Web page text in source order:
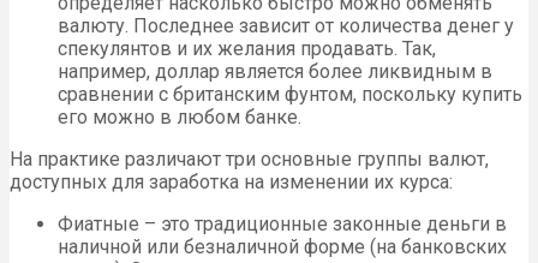
валюту. Последнее зависит от количества денег у
спекулянтов и их желания продавать. Так,
например, доллар является более ликвидным в
сравнении с британским фунтом, поскольку купить
его можно в любом банке.
На практике различают три основные группы валют,
доступных для заработка на изменении их курса:
Фиатные – это традиционные законные деньги в
наличной или безналичной форме (на банковских